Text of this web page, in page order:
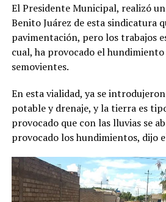
El Presidente Municipal, realizó
Benito Juárez de esta sindicatura
pavimentación, pero los trabajos
cual, ha provocado el
semovientes.
En esta vialidad, ya se
potable y drenaje, y la tierra es
provocado que con las lluvias se
provocado los hundimientos, dijo